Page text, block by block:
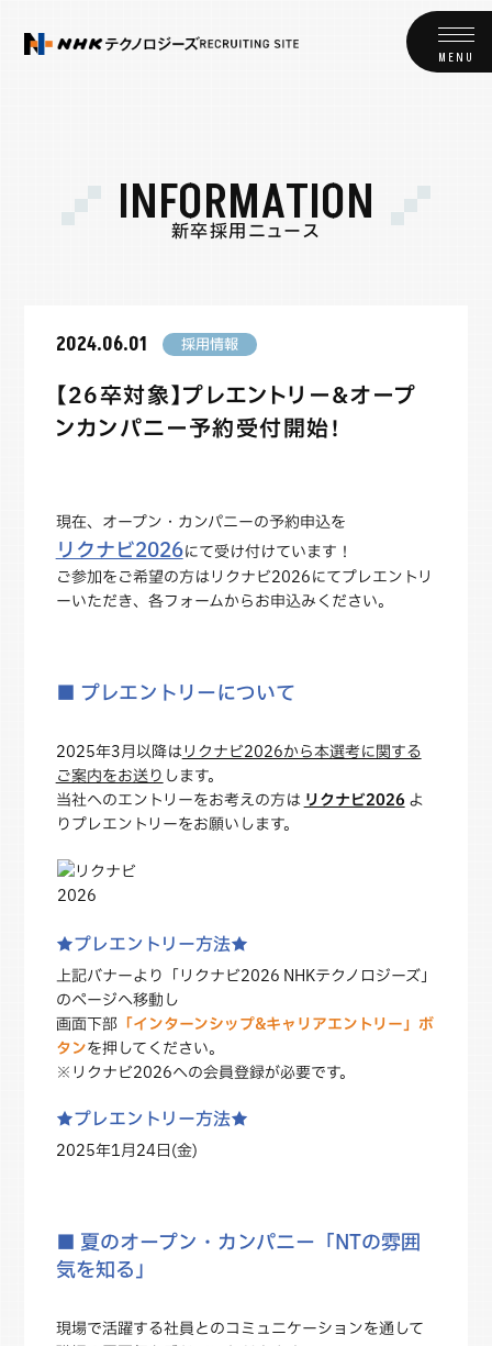
INFORMATION
新卒採用 ニ ュ ー ス
2024.06.01 採用情報
【26卒対象】プレエントリー&オープ
ンカンパニー予約受付開始！
現在、オープン・カンパニーの予約申込を
リクナビ2026にて受け付けています！
ご参加をご希望の方はリクナビ2026にてプレエントリ
ーいただき、各フォームからお申込みください。
■ プレエントリーについて
2025年3月以降はリクナビ2026から本選考に関する
ご案内をお送り します。
当社へのエントリーをお考えの方は リクナビ2026 よ
りプレエントリーをお願いします。
★プレエントリー方法★
上記バナーより「リクナビ2026 NHKテクノロジーズ」
のページへ移動し
画面下部「インターンシップ&キャリアエントリー」ボ
タンを押してください。
※リクナビ2026への会員登録が必要です。
★プレエントリー方法★
2025年1月24日(金)
■ 夏のオープン・カンパニー「NTの雰囲
気を知る」
現場で活躍する社員とのコミュニケーションを通して